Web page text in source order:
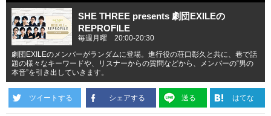
SHE THREE presents 劇団EXILEの
REPROFILE
毎週月曜 20:00-20:30
劇団EXILEのメンバーがランダムに登場。進行役の荘口彰久と共に、巷で話
題の様々なキーワードや、リスナーからの質問などから、メンバーの“男の
本音”を引き出していきます。
ツイートする シェアする 送る はてな